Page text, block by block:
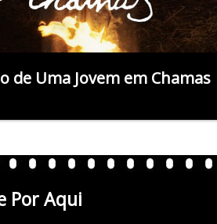
de Uma Jovem em Chamas
Por Aqui